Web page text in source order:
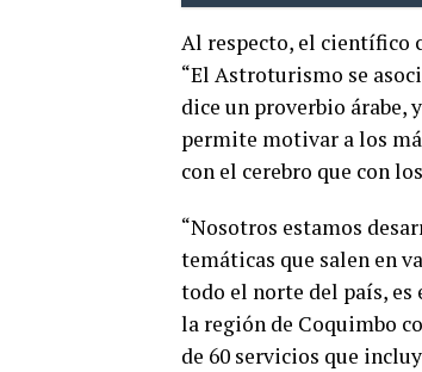
Al respecto, el científico
“El Astroturismo se
dice un proverbio árabe,
permite motivar a los
con el cerebro que con
“Nosotros estamos
temáticas que salen en
todo el norte del país, es
la región de Coquimbo
de 60 servicios que